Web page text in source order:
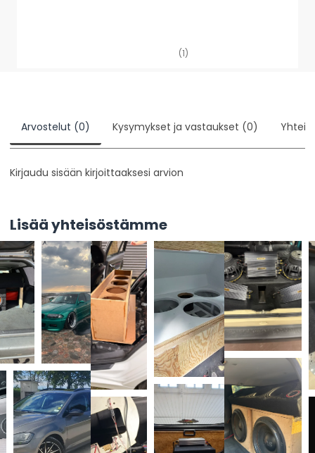
(1)
Arvostelut (0) Kysymykset ja vastaukset (0)
Kirjaudu sisään kirjoittaaksesi arvion
Lisää yhteisöstämme